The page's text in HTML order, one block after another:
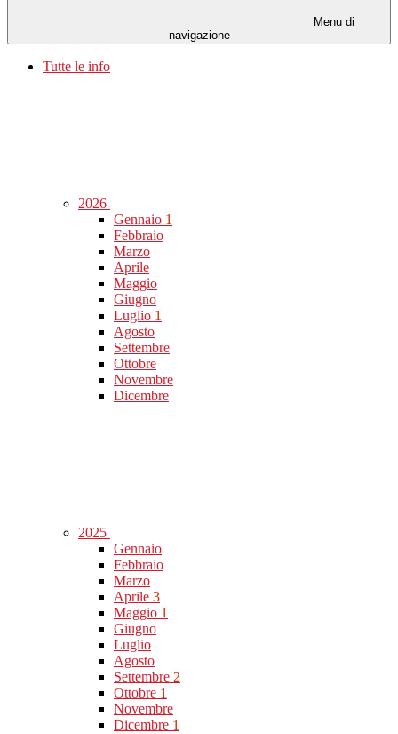
Menu di
navigazione
Tutte le info
2026
Gennaio 1
Febbraio
Marzo
Aprile
Maggio
Giugno
Luglio 1
Agosto
Settembre
Ottobre
Novembre
Dicembre
2025
Gennaio
Febbraio
Marzo
Aprile 3
Maggio 1
Giugno
Luglio
Agosto
Settembre 2
Ottobre 1
Novembre
Dicembre 1